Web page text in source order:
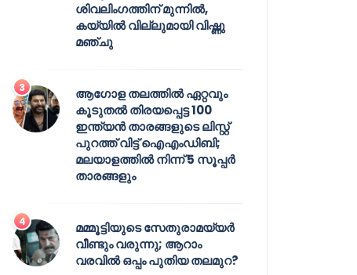
ശിവലിംഗത്തിന് മുന്നിൽ,
കയ്യിൽ വില്ലുമായി വിഷ്ണു
മഞ്ചു
ആഗോള തലത്തിൽ ഏറ്റവും
കൂടുതൽ തിരയപ്പെട്ട 100
ഇന്ത്യൻ താരങ്ങളുടെ ലിസ്റ്റ്
പുറത്ത് വിട്ട് ഐഎംഡിബി;
മലയാളത്തിൽ നിന്ന് 5 സൂപ്പർ
താരങ്ങളും
മമ്മൂട്ടിയുടെ സേതുരാമയ്യർ
വീണ്ടും വരുന്നു; ആറാം
വരവിൽ ഒപ്പം പുതിയ തലമുറ?